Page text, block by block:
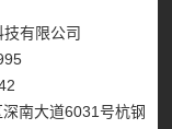
有限公司
南大道6031号杭钢